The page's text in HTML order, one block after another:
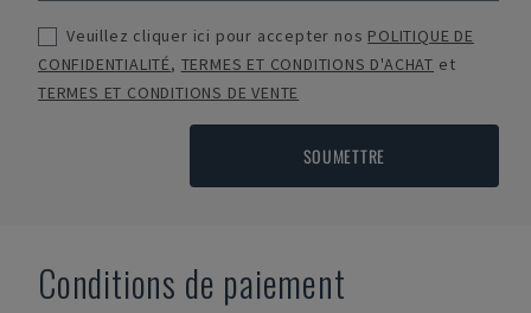
Veuillez cliquer ici pour accepter nos POLITIQUE DE
CONFIDENTIALITÉ, TERMES ET CONDITIONS D'ACHAT et
TERMES ET CONDITIONS DE VENTE
SOUMETTRE
Conditions de paiement